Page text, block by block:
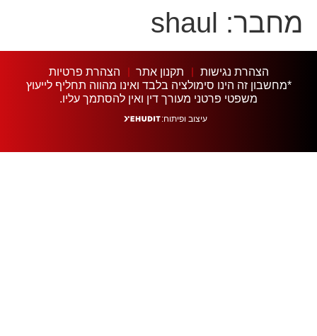
מחבר: shaul
הצהרת נגישות תקנון אתר
הצהרת פרטיות
*מחשבון זה הינו סימולציה בלבד ואינו מהווה תחליף לייעוץ
משפטי פרטני מעורך דין ואין להסתמך עליו.
עיצוב ופיתוח: